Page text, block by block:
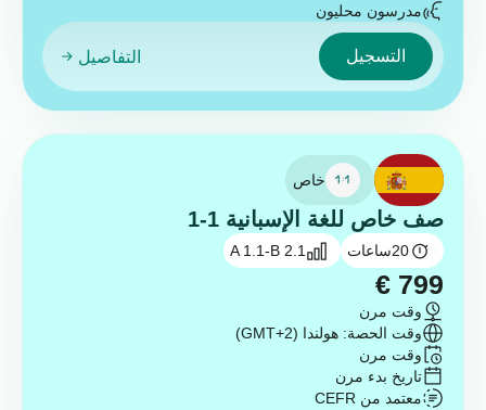
مدرسون محليون
التسجيل التفاصيل
خاص
صف خاص للغة الإسبانية 1-1
20ساعات A 1.1-B 2.1
€ 799
وقت مرن
وقت الحصة: هولندا (GMT+2)
وقت مرن
تاريخ بدء مرن
معتمد من CEFR